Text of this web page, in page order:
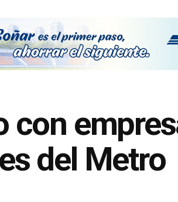
del Metro